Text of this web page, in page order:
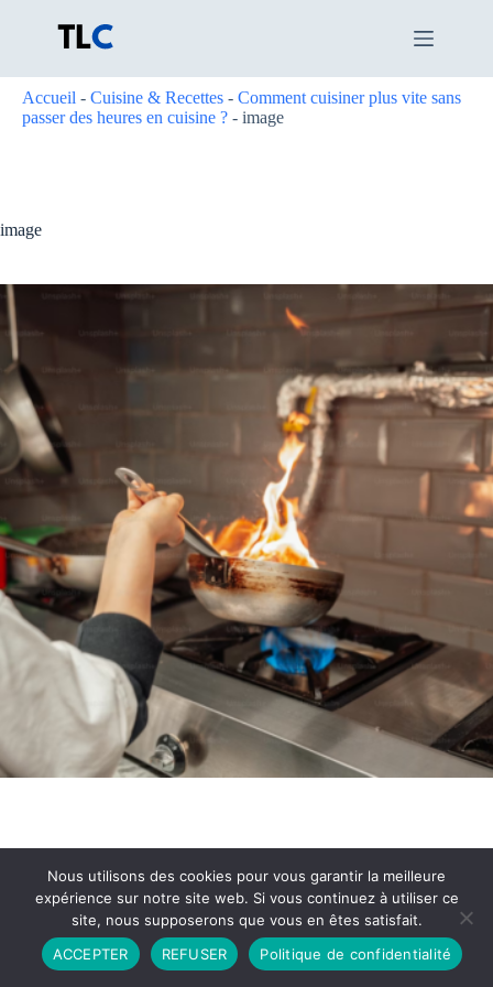
Accueil - Cuisine & Recettes - Comment cuisiner plus vite sans
passer des heures en cuisine ? - image
image
Partenariat Contact
Politique de Confidentialité
CGU
Copyright © 2026 - Propulsé par DIEUDUDIABLE
Nous utilisons des cookies pour vous garantir la meilleure
expérience sur notre site web. Si vous continuez à utiliser ce
site, nous supposerons que vous en êtes satisfait.
ACCEPTER
REFUSER Politique de confidentialité